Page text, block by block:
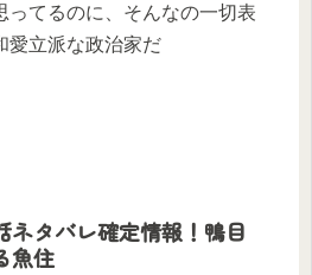
ってるのに、そんなの一切表
愛立派な政治家だ
ネタバレ確定情報！鴨目
魚住